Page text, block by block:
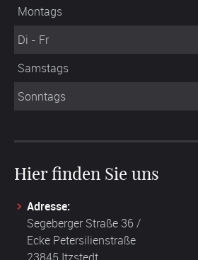
Montags
Di - Fr
Samstags
Sonntags
Hier finden Sie uns
Adresse:
Segeberger Straße 36 /
Ecke Petersilienstraße